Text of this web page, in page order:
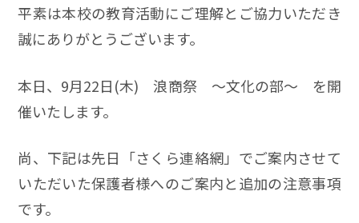
平素は本校の教育活動にご理解とご協力いただき
誠にありがとうございます。
本日、9月22日(木) 浪商祭 ～文化の部～ を開
催いたします。
尚、下記は先日「さくら連絡網」でご案内させて
いただいた保護者様へのご案内と追加の注意事項
です。